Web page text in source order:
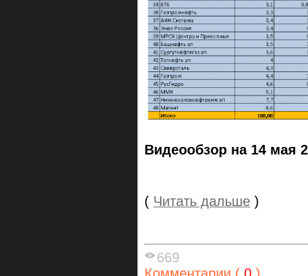
Видеообзор на 14 мая
( Читать дальше )
669